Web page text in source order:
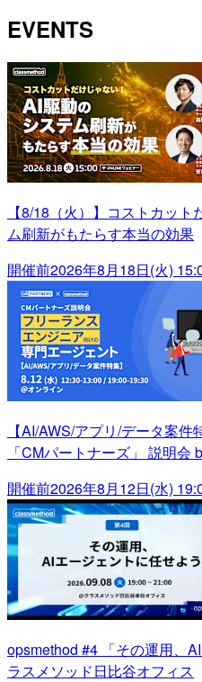
EVENTS
【8/18（火）】コストカッ
ム刷新がもたらす本当の効果
開催前2026年8月18日(火)
【AI/AWS/アプリ/データ案
「CMパートナーズ」 説明会
開催前2026年8月12日(水)
opsmethod #4 「その運用、
ラスメソッド日比谷オフィス